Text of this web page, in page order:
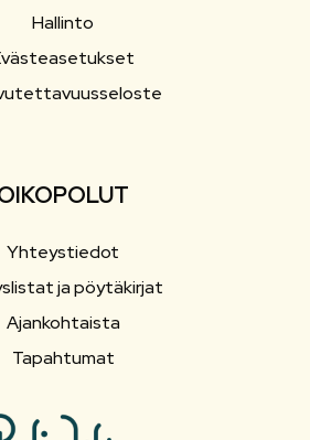
Hallinto
Yhteystiedot
ja pöytäkirjat
Ajankohtaista
Tapahtumat